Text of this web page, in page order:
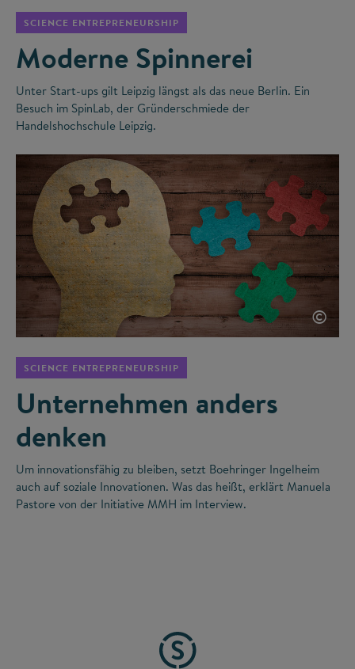
SCIENCE ENTREPRENEURSHIP
Moderne Spinnerei
Unter Start-ups gilt Leipzig längst als das neue Berlin. Ein
Besuch im SpinLab, der Gründerschmiede der
Handelshochschule Leipzig.
©
SCIENCE ENTREPRENEURSHIP
Unternehmen anders
denken
Um innovationsfähig zu bleiben, setzt Boehringer Ingelheim
auch auf soziale Innovationen. Was das heißt, erklärt Manuela
Pastore von der Initiative MMH im Interview.